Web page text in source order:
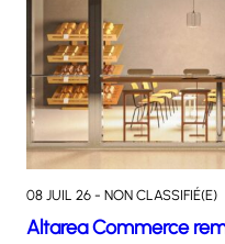
08 JUIL 26 - NON CLASSIFIÉ(E)
Altarea Commerce